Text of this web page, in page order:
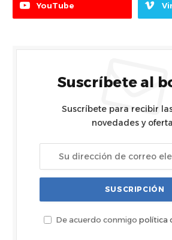
YouTube
Suscríbete al
Suscríbete para recibir
novedades y
De acuerdo conmigo política